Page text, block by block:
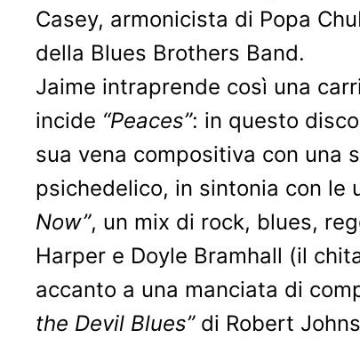
Casey, armonicista di Popa
della Blues Brothers Band.
Jaime intraprende così una
incide “Peaces”: in questo
sua vena compositiva con una
psichedelico, in sintonia con le
Now”, un mix di rock, blues,
Harper e Doyle Bramhall (il
accanto a una manciata di
the Devil Blues”di Robert